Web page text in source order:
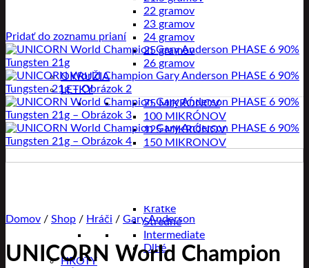
22 gramov
23 gramov
24 gramov
25 gramov
26 gramov
OKRUŽIA
LETKY
75 MIKRÓNOV
100 MIKRÓNOV
125 MIKRÓNOV
150 MIKRONOV
Krátke
Stredné
Intermediate
Dlhé
HROTY
Pridať do zoznamu prianí
Domov / Shop / Hráči / Gary Anderson
UNICORN World Champion